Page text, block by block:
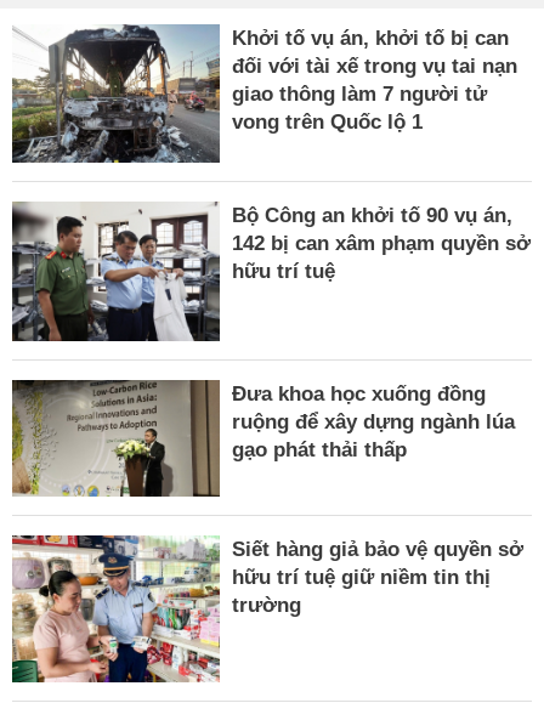
Khởi tố vụ án, khởi tố bị can
đối với tài xế trong vụ tai nạn
giao thông làm 7 người tử
vong trên Quốc lộ 1
Bộ Công an khởi tố 90 vụ án,
142 bị can xâm phạm quyền sở
hữu trí tuệ
Đưa khoa học xuống đồng
ruộng để xây dựng ngành lúa
gạo phát thải thấp
Siết hàng giả bảo vệ quyền sở
hữu trí tuệ giữ niềm tin thị
trường